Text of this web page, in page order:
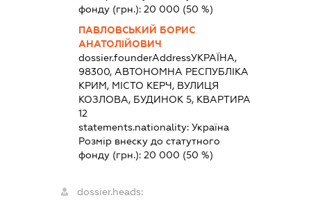
фонду (грн.): 20 000 (50 %)
ПАВЛОВСЬКИЙ БОРИС
АНАТОЛІЙОВИЧ
dossier.founderAddressУКРАЇНА,
98300, АВТОНОМНА РЕСПУБЛІКА
КРИМ, МІСТО КЕРЧ, ВУЛИЦЯ
КОЗЛОВА, БУДИНОК 5, КВАРТИРА
12
statements.nationality: Україна
Розмір внеску до статутного
фонду (грн.): 20 000 (50 %)
dossier.heads: